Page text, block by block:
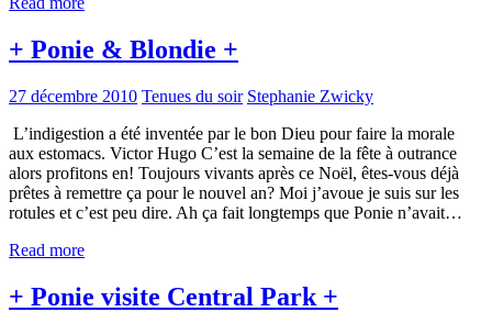
+ Ponie & Blondie +
27 décembre 2010 Tenues du soir Stephanie Zwicky
L’indigestion a été inventée par le bon Dieu pour faire la morale
aux estomacs. Victor Hugo C’est la semaine de la fête à outrance
alors profitons en! Toujours vivants après ce Noël, êtes-vous déjà
prêtes à remettre ça pour le nouvel an? Moi j’avoue je suis sur les
rotules et c’est peu dire. Ah ça fait longtemps que Ponie n’avait…
Read more
+ Ponie visite Central Park +